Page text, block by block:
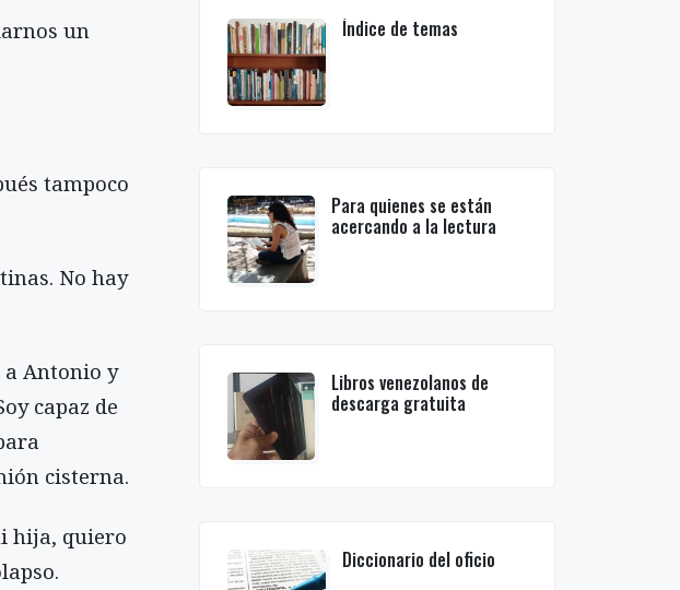
un
tampoco
No hay
a Antonio y
capaz de
cisterna.
hija, quiero
Índice de temas
Para quienes se están
acercando a la lectura
Libros venezolanos de
descarga gratuita
Diccionario del oficio